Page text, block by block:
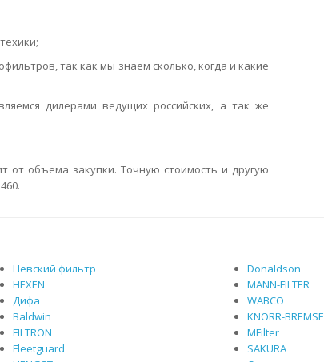
так как мы знаем сколько, когда и какие
дилерами ведущих российских, а так же
от объема закупки. Точную стоимость и другую
Невский фильтр
HEXEN
Дифа
Baldwin
FILTRON
Fleetguard
Donaldson
MANN-FILTER
WABCO
KNORR-BREMSE
MFilter
SAKURA